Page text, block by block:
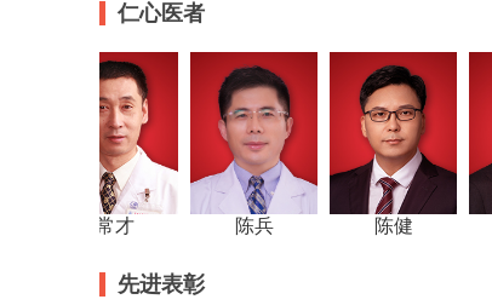
仁心医者
常才 陈兵 陈健 葛声
先进表彰